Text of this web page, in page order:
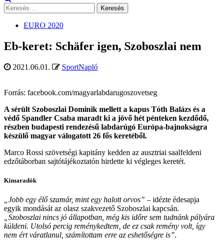
Keresés:
EURO 2020
Eb-keret: Schäfer igen, Szoboszlai nem
2021.06.01. SportNapló
Forrás: facebook.com/magyarlabdarugoszovetseg
A sérült Szoboszlai Dominik mellett a kapus Tóth Balázs és a
védő Spandler Csaba maradt ki a jövő hét pénteken kezdődő,
részben budapesti rendezésű labdarúgó Európa-bajnokságra
készülő magyar válogatott 26 fős keretéből.
Marco Rossi szövetségi kapitány kedden az ausztriai saalfeldeni
edzőtáborban sajtótájékoztatón hirdette ki végleges keretét.
Kimaradók
„Jobb egy élő szamár, mint egy halott orvos” – idézte édesapja
egyik mondását az olasz szakvezető Szoboszlai kapcsán.
„Szoboszlai nincs jó állapotban, még kis időre sem tudnánk pályára
küldeni. Utolsó percig reménykedtem, de ez csak remény volt, így
nem ért váratlanul, számítottam erre az eshetőségre is”.